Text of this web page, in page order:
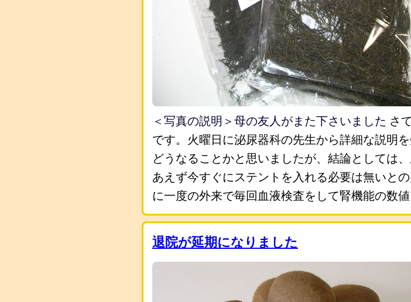
＜写真の説明＞母の友人がまた下さいました さ
です。火曜日に泌尿器科の先生から詳細な説明
どうなることかと思いましたが、結論としては
あえず今すぐにステントを入れる必要は無いと
に一度の外来で毎回血液検査をして腎機能の数
退院が延期になりました